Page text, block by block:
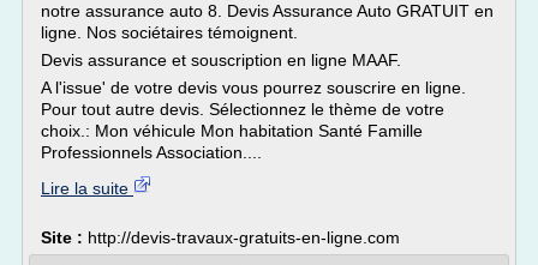
notre assurance auto 8. Devis Assurance Auto GRATUIT en
ligne. Nos sociétaires témoignent.
Devis assurance et souscription en ligne MAAF.
A l'issue' de votre devis vous pourrez souscrire en ligne.
Pour tout autre devis. Sélectionnez le thème de votre
choix.: Mon véhicule Mon habitation Santé Famille
Professionnels Association....
Lire la suite
Site : http://devis-travaux-gratuits-en-ligne.com